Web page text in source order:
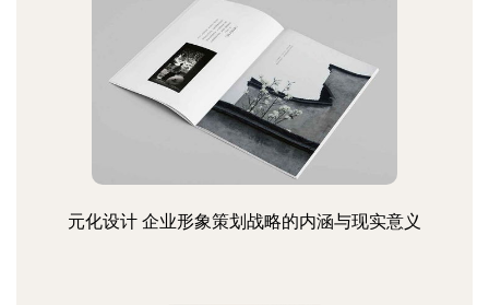
元化设计 企业形象策划战略的内涵与现实意义